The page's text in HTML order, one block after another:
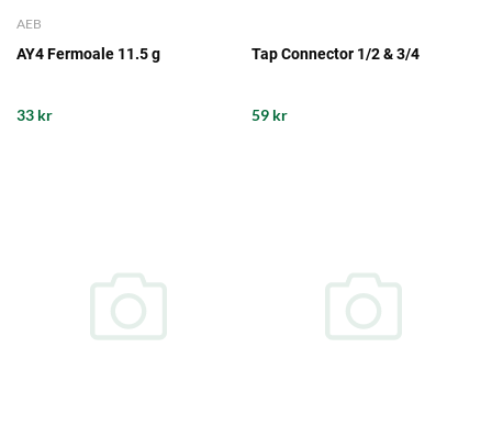
AEB
AY4 Fermoale 11.5 g
33 kr
Tap Connector 1/2 & 3/4
59 kr